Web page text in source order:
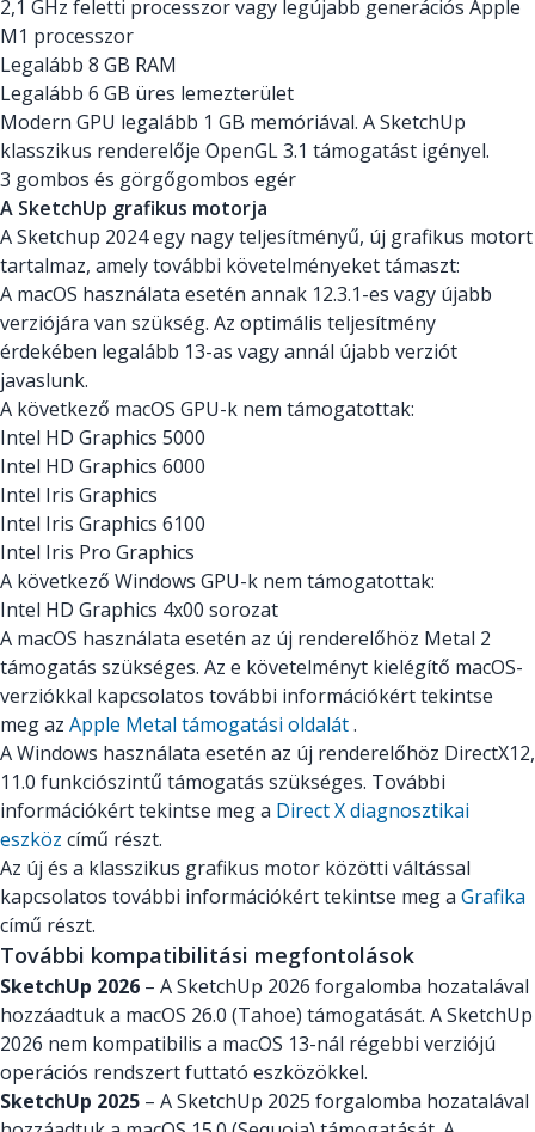
2,1 GHz feletti processzor vagy legújabb generációs Apple
M1 processzor
Legalább 8 GB RAM
Legalább 6 GB üres lemezterület
Modern GPU legalább 1 GB memóriával. A SketchUp
klasszikus renderelője OpenGL 3.1 támogatást igényel.
3 gombos és görgőgombos egér
A SketchUp grafikus motorja
A Sketchup 2024 egy nagy teljesítményű, új grafikus motort
tartalmaz, amely további követelményeket támaszt:
A macOS használata esetén annak 12.3.1-es vagy újabb
verziójára van szükség. Az optimális teljesítmény
érdekében legalább 13-as vagy annál újabb verziót
javaslunk.
A következő macOS GPU-k nem támogatottak:
Intel HD Graphics 5000
Intel HD Graphics 6000
Intel Iris Graphics
Intel Iris Graphics 6100
Intel Iris Pro Graphics
A következő Windows GPU-k nem támogatottak:
Intel HD Graphics 4x00 sorozat
A macOS használata esetén az új renderelőhöz Metal 2
támogatás szükséges. Az e követelményt kielégítő macOS-
verziókkal kapcsolatos további információkért tekintse
meg az Apple Metal támogatási oldalát.
A Windows használata esetén az új renderelőhöz DirectX12,
11.0 funkciószintű támogatás szükséges. További
információkért tekintse meg a Direct X diagnosztikai
eszköz című részt.
Az új és a klasszikus grafikus motor közötti váltással
kapcsolatos további információkért tekintse meg a Grafika
című részt.
További kompatibilitási megfontolások
SketchUp 2026 – A SketchUp 2026 forgalomba hozatalával
hozzáadtuk a macOS 26.0 (Tahoe) támogatását. A SketchUp
2026 nem kompatibilis a macOS 13-nál régebbi verziójú
operációs rendszert futtató eszközökkel.
SketchUp 2025 – A SketchUp 2025 forgalomba hozatalával